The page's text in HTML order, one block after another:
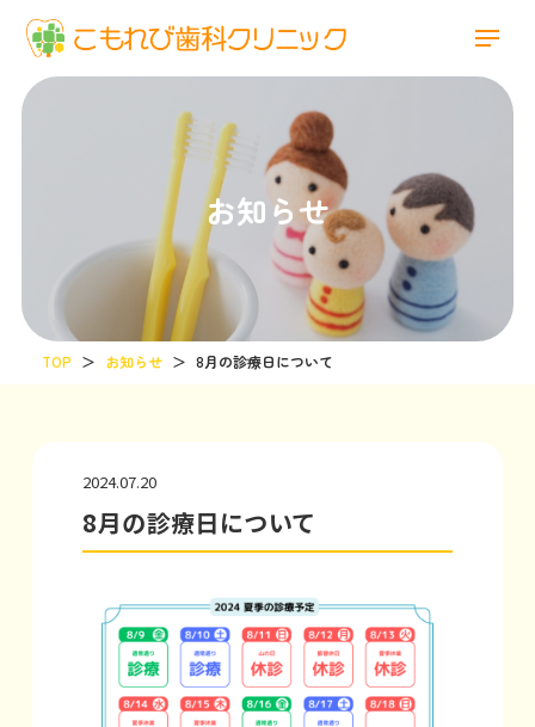
お知らせ
TOP ＞ お知らせ ＞ 8月の診療日について
2024.07.20
8月の診療日について